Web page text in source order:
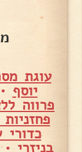
עוגת
יוסף •
פרווה
כדורי
בניזרי •